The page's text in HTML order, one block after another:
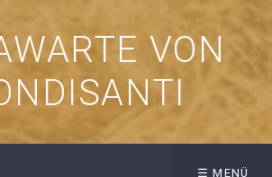
VON
☰ MENÜ